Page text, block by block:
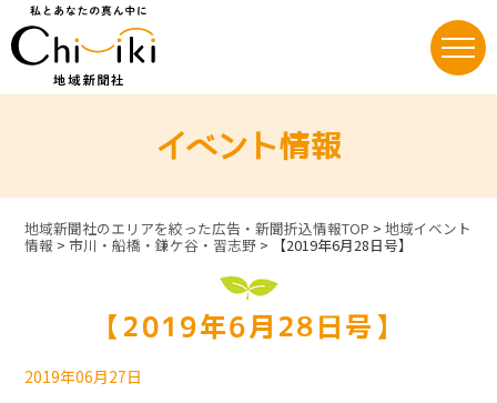
イベント情報
地域新聞社のエリアを絞った広告・新聞折込情報TOP >地域イベント
情報 > 市川・船橋・鎌ケ谷・習志野 > 【2019年6月28日号】
【2019年6月28日号】
2019年06月27日